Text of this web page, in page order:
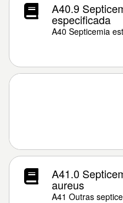
A40.9
especificada
A40 Septicemia
A41.0
aureus
A41 Outras